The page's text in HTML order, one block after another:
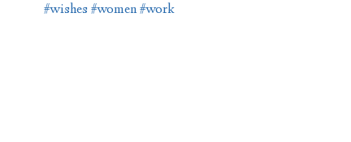
#wishes#women#work